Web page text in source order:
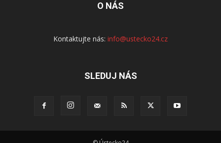
O NÁS
Kontaktujte nás: info@ustecko24.cz
SLEDUJ NÁS